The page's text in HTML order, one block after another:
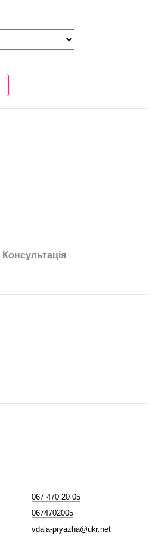
Консультація
067 470 20 05
0674702005
vdala-pryazha@ukr.net